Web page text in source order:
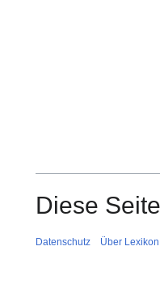
Diese
Datenschutz Über